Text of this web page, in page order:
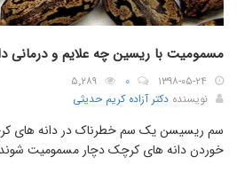
مسمومیت با ریسین چه علایم و درمانی
۱۳۹۸-۰۵-۲۴ ۰
۵٬۲۸۹
نویسنده دکتر آزاده کریم حدیثی
سم ریسیسن یک سم خطرناک در دانه های
خوردن دانه های کرچک دچار مسمومیت شوند